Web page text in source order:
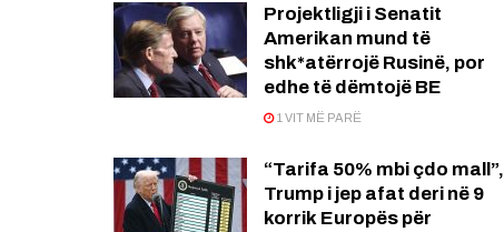
Projektligji i Senatit
Amerikan mund të
shk*atërrojë Rusinë, por
edhe të dëmtojë BE
1 VIT MË PARË
“Tarifa 50% mbi çdo mall”,
Trump i jep afat deri në 9
korrik Europës për